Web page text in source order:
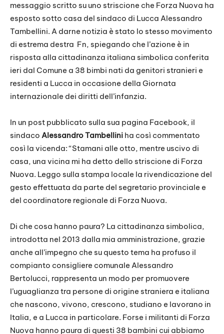
messaggio scritto su uno striscione che Forza Nuova ha
esposto sotto casa del sindaco di Lucca Alessandro
Tambellini. A darne notizia è stato lo stesso movimento
di estrema destra Fn, spiegando che l’azione è in
risposta alla cittadinanza italiana simbolica conferita
ieri dal Comune a 38 bimbi nati da genitori stranieri e
residenti a Lucca in occasione della Giornata
internazionale dei diritti dell’infanzia.
In un post pubblicato sulla sua pagina Facebook, il
sindaco Alessandro Tambellini ha così commentato
così la vicenda: “Stamani alle otto, mentre uscivo di
casa, una vicina mi ha detto dello striscione di Forza
Nuova. Leggo sulla stampa locale la rivendicazione del
gesto effettuata da parte del segretario provinciale e
del coordinatore regionale di Forza Nuova.
Di che cosa hanno paura? La cittadinanza simbolica,
introdotta nel 2013 dalla mia amministrazione, grazie
anche all’impegno che su questo tema ha profuso il
compianto consigliere comunale Alessandro
Bertolucci, rappresenta un modo per promuovere
l’uguaglianza tra persone di origine straniera e italiana
che nascono, vivono, crescono, studiano e lavorano in
Italia, e a Lucca in particolare. Forse i militanti di Forza
Nuova hanno paura di questi 38 bambini cui abbiamo